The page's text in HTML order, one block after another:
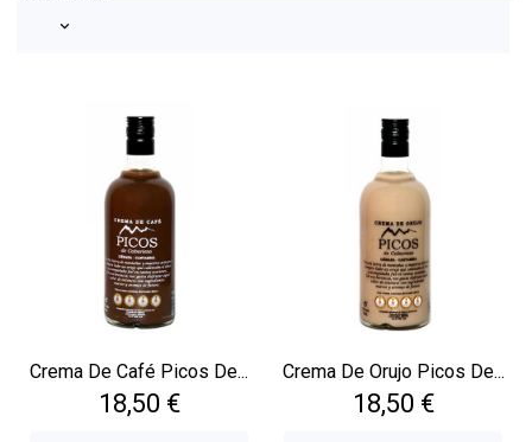
keyboard_arrow_down
Crema De Café Picos De...
Precio
18,50 €
Crema De Orujo Picos De...
Precio
18,50 €